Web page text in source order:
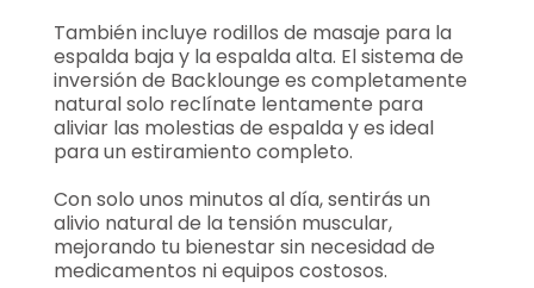
También incluye rodillos de masaje para la
espalda baja y la espalda alta. El sistema de
inversión de Backlounge es completamente
natural solo reclínate lentamente para
aliviar las molestias de espalda y es ideal
para un estiramiento completo.
Con solo unos minutos al día, sentirás un
alivio natural de la tensión muscular,
mejorando tu bienestar sin necesidad de
medicamentos ni equipos costosos.